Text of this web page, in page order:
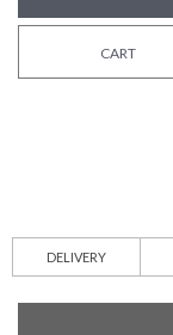
CART
DELIVERY